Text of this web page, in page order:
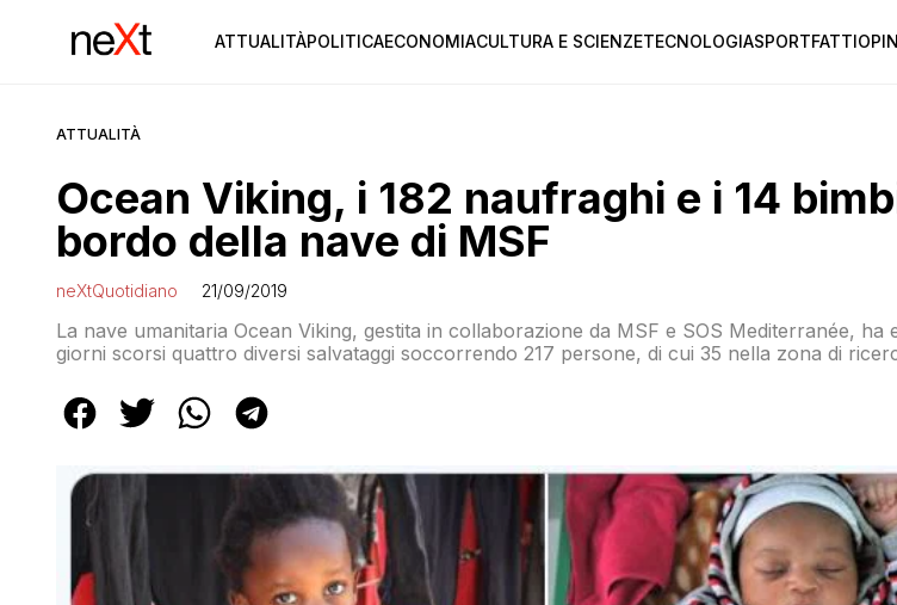
ATTUALITÀPOLITICAECONOMIACULTURA E SCIENZETECNOLOGIASPORTFATTI
ATTUALITÀ
Ocean Viking, i 182 naufraghi e i 14
bordo della nave di MSF
neXtQuotidiano 21/09/2019
La nave umanitaria Ocean Viking, gestita in collaborazione da MSF e SOS Mediterranée, ha
giorni scorsi quattro diversi salvataggi soccorrendo 217 persone, di cui 35 nella zona di